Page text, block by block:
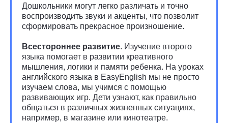
Дошкольники могут легко различать и точно
воспроизводить звуки и акценты, что позволит
сформировать прекрасное произношение.
Всестороннее развитие. Изучение второго
языка помогает в развитии креативного
мышления, логики и памяти ребенка. На уроках
английского языка в EasyEnglish мы не просто
изучаем слова, мы учимся с помощью
развивающих игр. Дети узнают, как правильно
общаться в различных жизненных ситуациях,
например, в магазине или кинотеатре.